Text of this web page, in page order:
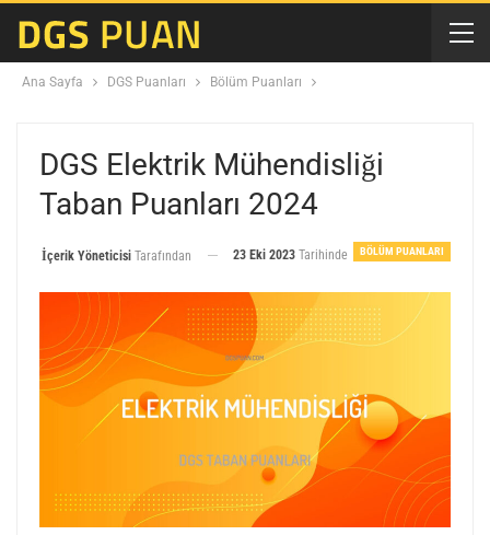
Ana Sayfa DGS Puanları Bölüm Puanları
DGS Elektrik Mühendisliği
Taban Puanları 2024
BÖLÜM PUANLARI
İçerik Yöneticisi Tarafından 23 Eki 2023 Tarihinde